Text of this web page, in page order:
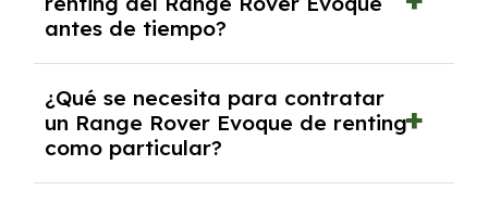
salvo en casos que lo exija el proveedor
debido al resultado del estudio de viabilidad
económica.
antes de tiempo?
pero puede haber penalizaciones por
cancelación anticipada. Es importante revisar
las condiciones del contrato y hablar con un
experto que te asesore.
¿Qué se necesita para contratar
un Range Rover Evoque de renting
como particular?